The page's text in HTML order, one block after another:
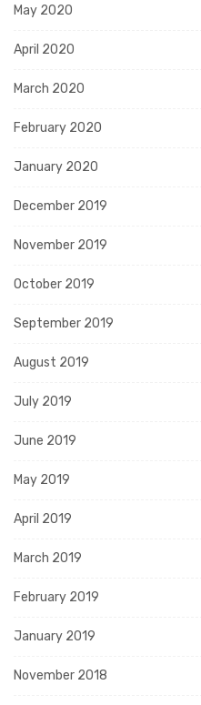
May 2020
April 2020
March 2020
February 2020
January 2020
December 2019
November 2019
October 2019
September 2019
August 2019
July 2019
June 2019
May 2019
April 2019
March 2019
February 2019
January 2019
November 2018